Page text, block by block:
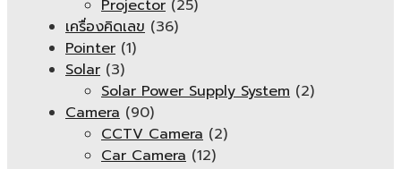
Projector (25)
เครื่องคิดเลข (36)
Pointer (1)
Solar (3)
Solar Power Supply System (2)
Camera (90)
CCTV Camera (2)
Car Camera (12)